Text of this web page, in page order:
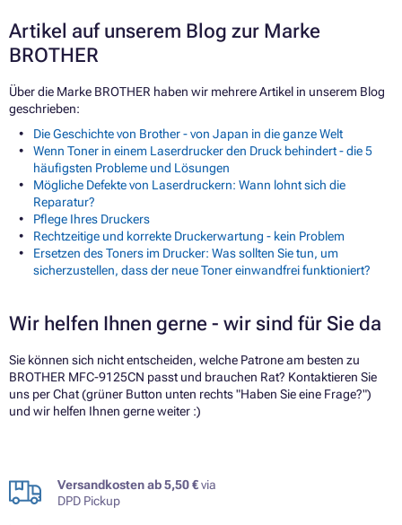
Artikel auf unserem Blog zur Marke
BROTHER
Über die Marke BROTHER haben wir mehrere Artikel in unserem Blog
geschrieben:
Die Geschichte von Brother - von Japan in die ganze Welt
Wenn Toner in einem Laserdrucker den Druck behindert - die 5
häufigsten Probleme und Lösungen
Mögliche Defekte von Laserdruckern: Wann lohnt sich die
Reparatur?
Pflege Ihres Druckers
Rechtzeitige und korrekte Druckerwartung - kein Problem
Ersetzen des Toners im Drucker: Was sollten Sie tun, um
sicherzustellen, dass der neue Toner einwandfrei funktioniert?
Wir helfen Ihnen gerne - wir sind für Sie da
Sie können sich nicht entscheiden, welche Patrone am besten zu
BROTHER MFC-9125CN passt und brauchen Rat? Kontaktieren Sie
uns per Chat (grüner Button unten rechts "Haben Sie eine Frage?")
und wir helfen Ihnen gerne weiter :)
Versandkosten ab 5,50 €via
DPD Pickup